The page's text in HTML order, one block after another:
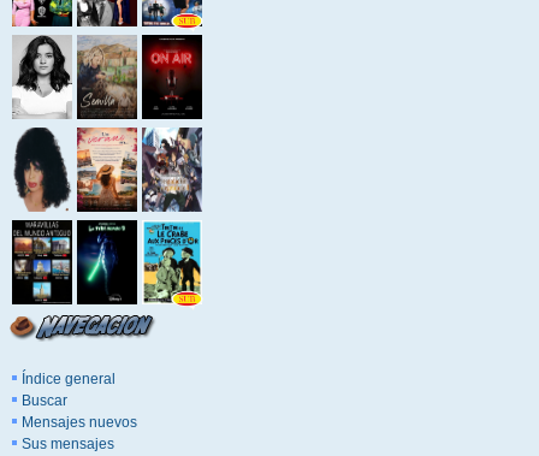
Índice general
Buscar
Mensajes nuevos
Sus mensajes